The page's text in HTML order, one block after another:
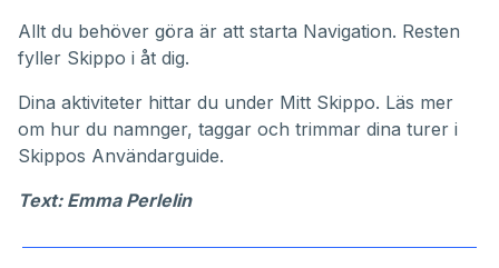
Allt du behöver göra är att starta Navigation. Resten
fyller Skippo i åt dig.
Dina aktiviteter hittar du under Mitt Skippo. Läs mer
om hur du namnger, taggar och trimmar dina turer i
Skippos Användarguide.
Text: Emma Perlelin